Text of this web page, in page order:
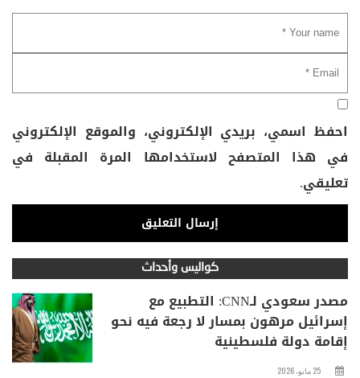
احفظ اسمي، بريدي الإلكتروني، والموقع الإلكتروني
في هذا المتصفح لاستخدامها المرة المقبلة في
تعليقي.
كواليس وأحداث
مصدر سعودي لـCNN: التطبيع مع
إسرائيل مرهون بمسار لا رجعة فيه نحو
إقامة دولة فلسطينية
25 مايو، 2026